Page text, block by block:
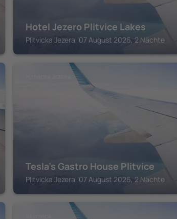
Hotel Jezero Plitvice Lakes
Plitvicka Jezera, 07 August 2026, 2 Nächte
Tesla's Gastro House Plitvice
Plitvicka Jezera, 07 August 2026, 2 Nächte